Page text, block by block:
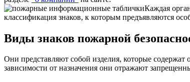
Каждая
классификация знаков, к которым предъявляются
Виды знаков пожарной
Они представляют собой изделия, которые
зависимости от назначения они отражают